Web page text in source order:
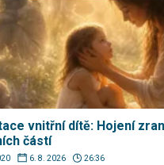
vnitřní dítě: Hojení
částí
6. 8. 2026 26:36